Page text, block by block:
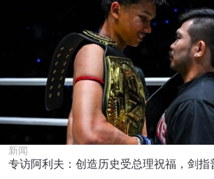
新闻
专访阿利夫：创造历史受总理祝福，剑指